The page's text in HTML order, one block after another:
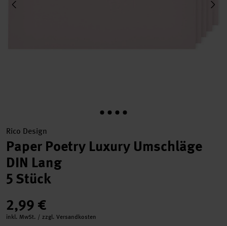
Rico Design
Paper Poetry Luxury Umschläge
DIN Lang
5 Stück
2,99 €
inkl. MwSt. / zzgl. Versandkosten